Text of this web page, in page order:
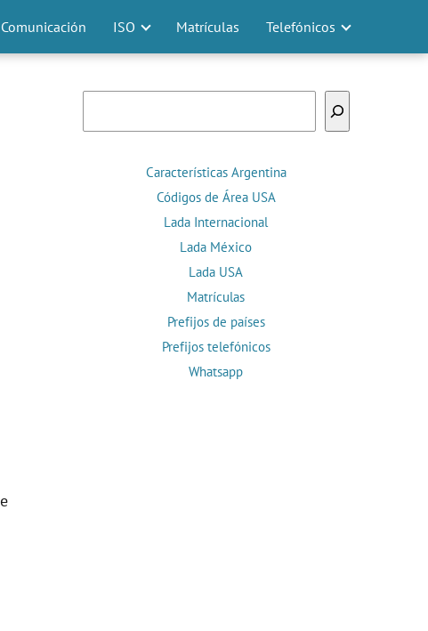
Comunicación ISO Matrículas Telefónicos
Características Argentina
Códigos de Área USA
Lada Internacional
Lada México
Lada USA
Matrículas
Prefijos de países
Prefijos telefónicos
Whatsapp